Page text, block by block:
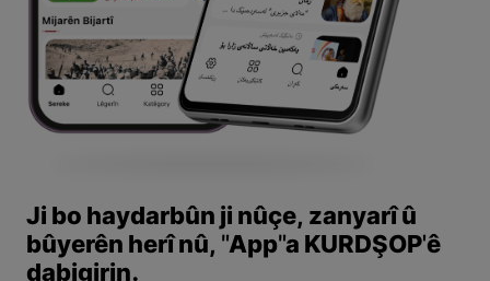
Ji bo haydarbûn ji nûçe, zanyarî û
bûyerên herî nû, "App"a KURDŞOP'ê